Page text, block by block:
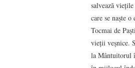
salvează
care se naște
Tocmai de
vieții veșnice.
la Mântuitorul